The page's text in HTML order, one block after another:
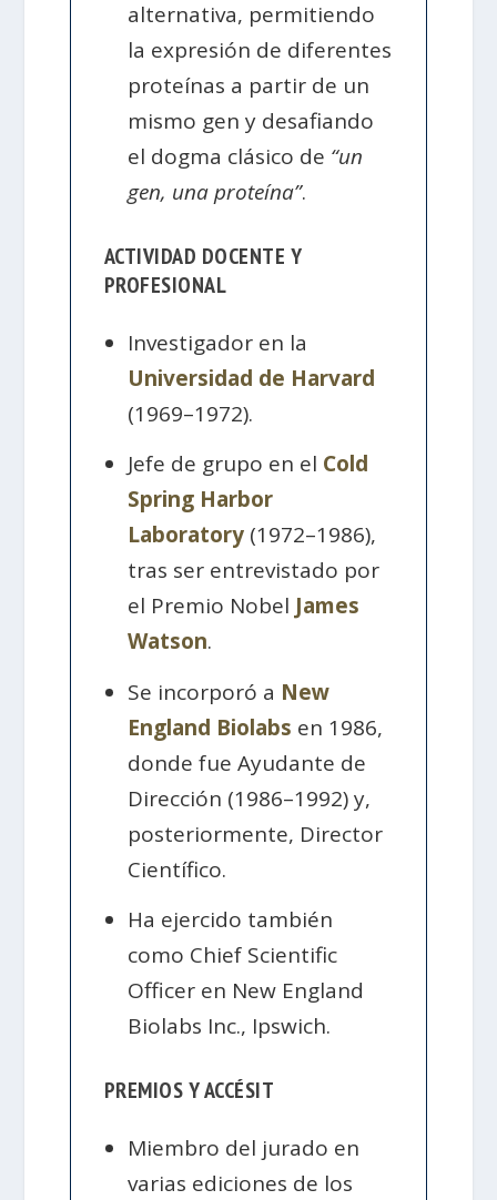
alternativa, permitiendo
la expresión de diferentes
proteínas a partir de un
mismo gen y desafiando
el dogma clásico de “un
gen, una proteína”.
ACTIVIDAD DOCENTE Y
PROFESIONAL
Investigador en la
Universidad de Harvard
(1969–1972).
Jefe de grupo en el Cold
Spring Harbor
Laboratory (1972–1986),
tras ser entrevistado por
el Premio Nobel James
Watson.
Se incorporó a New
England Biolabs en 1986,
donde fue Ayudante de
Dirección (1986–1992) y,
posteriormente, Director
Científico.
Ha ejercido también
como Chief Scientific
Officer en New England
Biolabs Inc., Ipswich.
PREMIOS Y ACCÉSIT
Miembro del jurado en
varias ediciones de los